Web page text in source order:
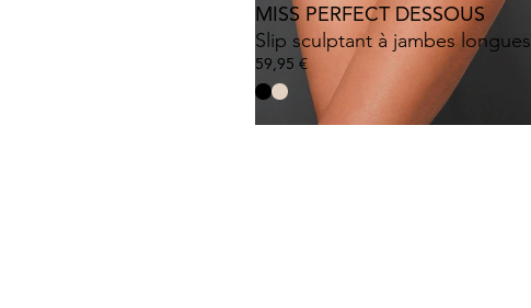
MISS PERFECT DESSOUS
Slip sculptant à jambes longues
59,95 €